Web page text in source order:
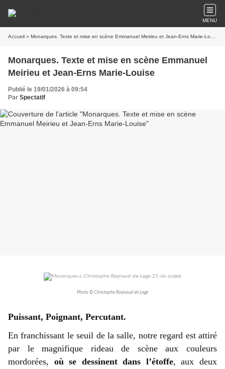
MENU
Accueil » Monarques. Texte et mise en scène Emmanuel Meirieu et Jean-Erns Marie-Louise
Monarques. Texte et mise en scène Emmanuel
Meirieu et Jean-Erns Marie-Louise
Publié le 19/01/2026 à 09:54
Par Spectatif
Photo © Christophe Raynaud de Lage
Puissant, Poignant, Percutant.
En franchissant le seuil de la salle, notre regard est attiré
par le magnifique rideau de scène aux couleurs
mordorées, où se dessinent dans l’étoffe, aux deux